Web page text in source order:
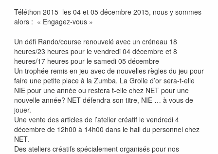
Téléthon 2015 les 04 et 05 décembre 2015, nous y sommes
alors : « Engagez-vous »
Un défi Rando/course renouvelé avec un créneau 18
heures/23 heures pour le vendredi 04 décembre et 8
heures/17 heures pour le samedi 05 décembre
Un trophée remis en jeu avec de nouvelles règles du jeu pour
faire une petite place à la Zumba. La Grolle d’or sera-t-elle
NIE pour une année ou restera t-elle chez NET pour une
nouvelle année? NET défendra son titre, NIE … à vous de
jouer.
Une vente des articles de l’atelier créatif le vendredi 4
décembre de 12h00 à 14h00 dans le hall du personnel chez
NET.
Des ateliers créatifs spécialement organisés pour nos